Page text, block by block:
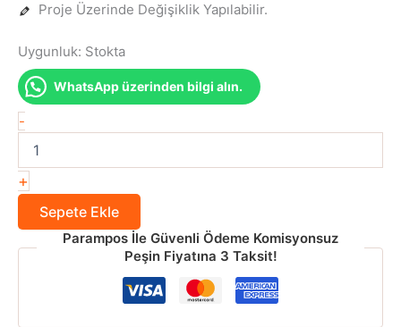
Proje Üzerinde Değişiklik Yapılabilir.
Uygunluk: Stokta
WhatsApp üzerinden bilgi alın.
-
Tasarımlı
Ahşap
Kameriya
adet
+
Sepete Ekle
Parampos İle Güvenli Ödeme Komisyonsuz
Peşin Fiyatına 3 Taksit!